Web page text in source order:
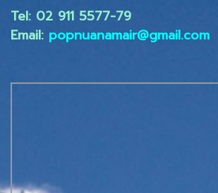
Tel: 02 ​911 5577-79
Email: popnuanamair@gmail.com